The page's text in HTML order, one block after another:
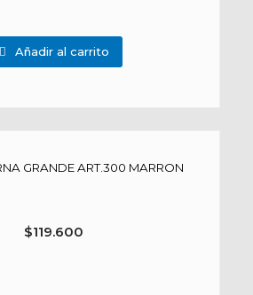
Añadir al carrito
GRANDE ART.300 MARRON
$119.600